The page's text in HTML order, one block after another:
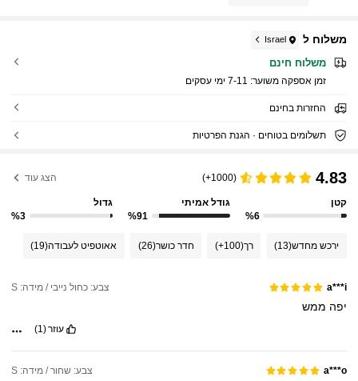
משלוח ל Israel
משלוח חינם
זמן אספקה ​​משוער: 7-11 ימי עסקים
החזרות בחינם
תשלומים בטוחים · הגנת הפרטיות
4.83
(1000+) הצג עוד
קטן
%6
גודל אמיתי
%91
גדול
%3
ירכש מחדש(13) רך(100+) חדר כושר(26) אאוטפיט לעבודה(19)
a***i צבע: כחול נייבי / מידה: S
יפה ממש
עוזר(1)
a***o צבע: שחור / מידה: S